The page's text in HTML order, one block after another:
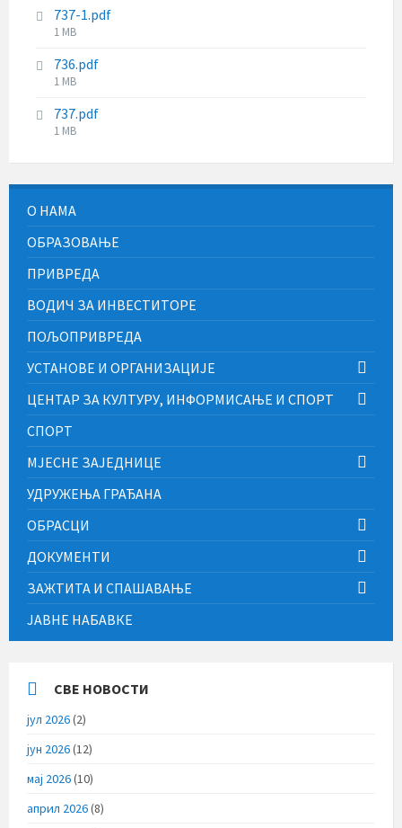
737-1.pdf
File
1 MB
736.pdf
File
1 MB
737.pdf
File
1 MB
О НАМА
ОБРАЗОВАЊЕ
ПРИВРЕДА
ВОДИЧ ЗА ИНВЕСТИТОРЕ
ПОЉОПРИВРЕДА
УСТАНОВЕ И ОРГАНИЗАЦИЈЕ
ЦЕНТАР ЗА КУЛТУРУ, ИНФОРМИСАЊЕ И СПОРТ
СПОРТ
МЈЕСНЕ ЗАЈЕДНИЦЕ
УДРУЖЕЊА ГРАЂАНА
ОБРАСЦИ
ДОКУМЕНТИ
ЗАЖТИТА И СПАШАВАЊЕ
ЈАВНЕ НАБАВКЕ
СВЕ НОВОСТИ
јул 2026(2)
јун 2026(12)
мај 2026(10)
април 2026(8)